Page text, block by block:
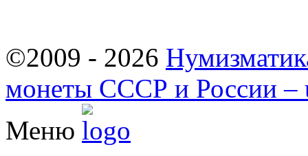
©2009 - 2026
монеты СССР и России –
Меню